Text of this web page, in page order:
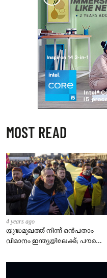
MOST READ
4 years ago
യുദ്ധമുഖത്ത് നിന്ന് ഒൻപതാം
വിമാനം ഇന്ത്യയിലേക്ക്; പൗരന്മാർ
– കേന്ദ്രം